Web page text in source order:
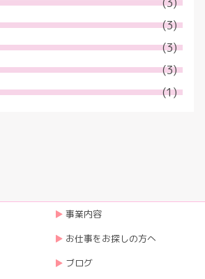
(3)
(3)
(3)
(1)
事業内容
お仕事をお探しの方へ
ブログ